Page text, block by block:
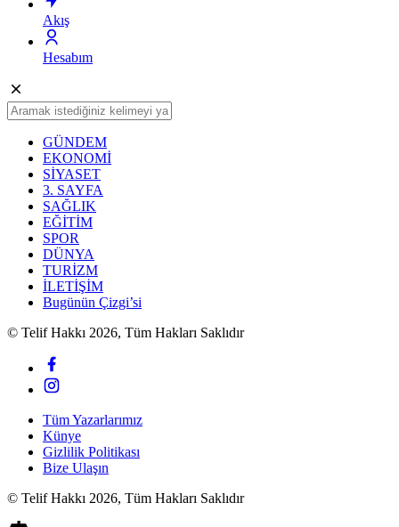
Akış
Hesabım
GÜNDEM
EKONOMİ
SİYASET
3. SAYFA
SAĞLIK
EĞİTİM
SPOR
DÜNYA
TURİZM
İLETİŞİM
Bugünün Çizgi’si
© Telif Hakkı 2026, Tüm Hakları Saklıdır
Tüm Yazarlarımız
Künye
Gizlilik Politikası
Bize Ulaşın
© Telif Hakkı 2026, Tüm Hakları Saklıdır